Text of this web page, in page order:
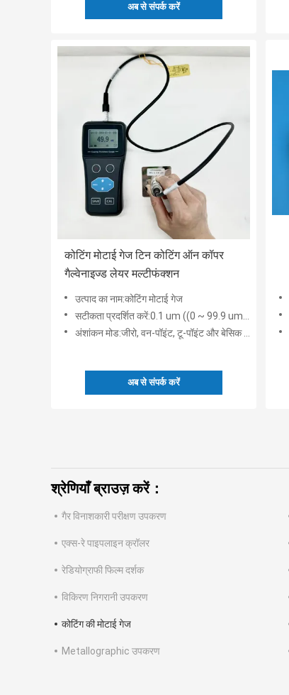
अब से संपर्क करें
कोटिंग मोटाई गेज टिन कोटिंग ऑन कॉपर
गैल्वेनाइज्ड लेयर मल्टीफंक्शन
उत्पाद का नाम:कोटिंग मोटाई गेज
सटीकता प्रदर्शित करें:0.1 um ((0 ~ 99.9 um),1um ((100 ~ 10000 um),0.1g/m2 ((मॉडल TG-6105P)
अंशांकन मोड:जीरो, वन-पॉइंट, टू-पॉइंट और बेसिक कैलिब्रेशन
अब से संपर्क करें
श्रेणियाँ ब्राउज़ करें：
गैर विनाशकारी परीक्षण उपकरण
एक्स-रे पाइपलाइन क्रॉलर
रेडियोग्राफी फिल्म दर्शक
विकिरण निगरानी उपकरण
कोटिंग की मोटाई गेज
Metallographic उपकरण